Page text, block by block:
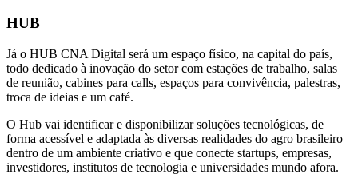
HUB
Já o HUB CNA Digital será um espaço físico, na capital do país,
todo dedicado à inovação do setor com estações de trabalho, salas
de reunião, cabines para calls, espaços para convivência, palestras,
troca de ideias e um café.
O Hub vai identificar e disponibilizar soluções tecnológicas, de
forma acessível e adaptada às diversas realidades do agro brasileiro
dentro de um ambiente criativo e que conecte startups, empresas,
investidores, institutos de tecnologia e universidades mundo afora.